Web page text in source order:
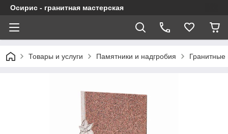
Осирис - гранитная мастерская
Товары и услуги Памятники и надгробия Гранитные